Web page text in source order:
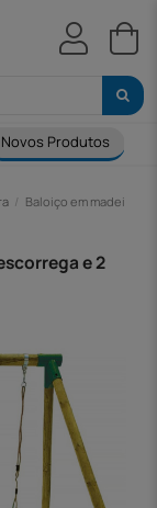
Novos Produtos
Baloiço em madeira
e 2